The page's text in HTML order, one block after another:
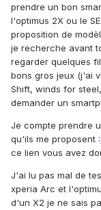
prendre un bon
l'optimus 2X ou le
proposition de
je recherche avant
regarder quelques
bons gros jeux (j'ai
Shift, winds for
demander un
Je compte prendre
qu'ils me proposent :
ce lien vous avez
J'ai lu pas mal de
xperia Arc et
d'un X2 je ne sais